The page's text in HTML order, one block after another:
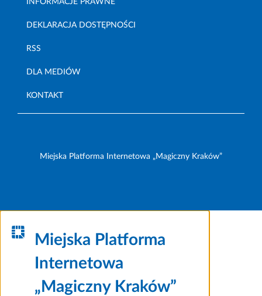
DEKLARACJA DOSTĘPNOŚCI
RSS
DLA MEDIÓW
KONTAKT
Miejska Platforma Internetowa „Magiczny Kraków”
Miejska Platforma
Internetowa
„Magiczny Kraków”